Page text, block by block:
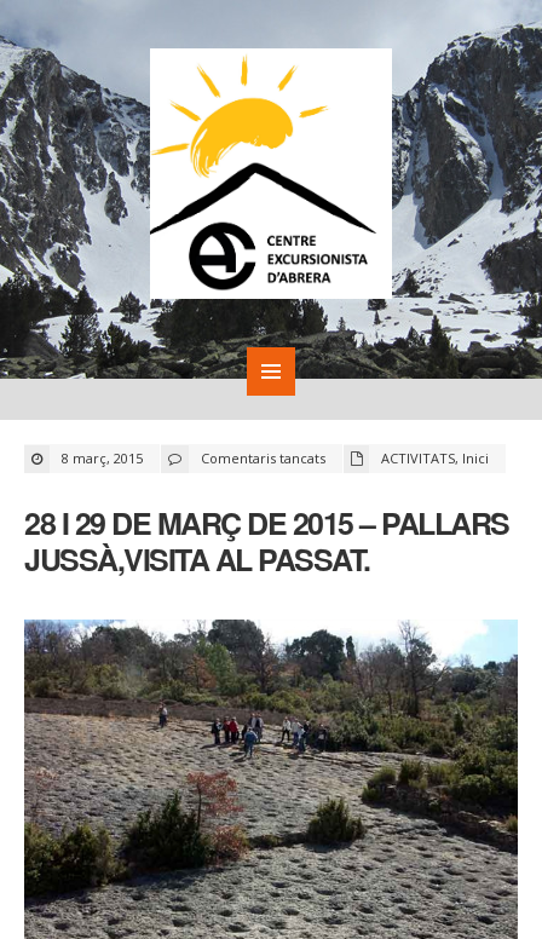
8 març, 2015 Comentaris tancatsa
28
DE
MARÇ
DE
2015
–
PALLARS
ACTIVITATS, Inici
28 I 29 DE MARÇ DE 2015 – PALLARS
JUSSÀ,VISITA AL PASSAT.